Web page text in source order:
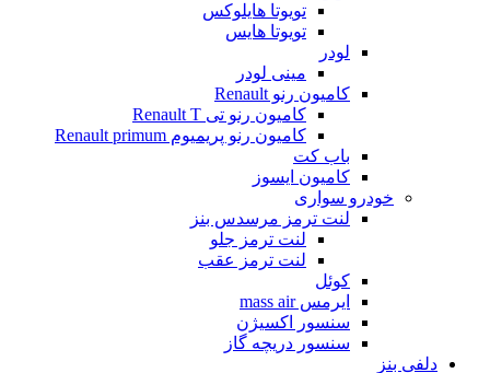
تویوتا هایلوکس
تویوتا هایس
لودر
مینی لودر
کامیون رنو Renault
کامیون رنو تی Renault T
کامیون رنو پریمیوم Renault primum
باب کت
کامیون ایسوز
خودرو سواری
لنت ترمز مرسدس بنز
لنت ترمز جلو
لنت ترمز عقب
کوئل
ایرمس mass air
سنسور اکسیژن
سنسور دریچه گاز
دلفی بنز